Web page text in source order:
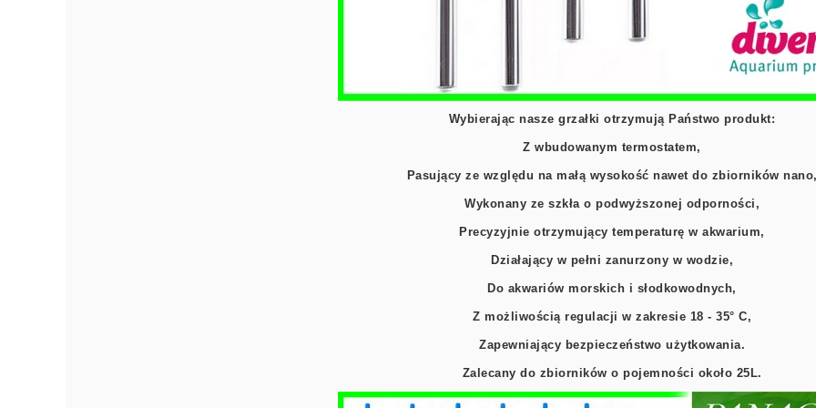
Wybierając nasze grzałki otrzymują Państwo produkt:
Z wbudowanym termostatem,
Pasujący ze względu na małą wysokość nawet do zbiorników
Wykonany ze szkła o podwyższonej odporności,
Precyzyjnie otrzymujący temperaturę w akwarium,
Działający w pełni zanurzony w wodzie,
Do akwariów morskich i słodkowodnych,
Z możliwością regulacji w zakresie 18 - 35° C,
Zapewniający bezpieczeństwo użytkowania.
Zalecany do zbiorników o pojemności około 25L.